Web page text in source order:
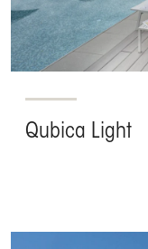
Qubica Light